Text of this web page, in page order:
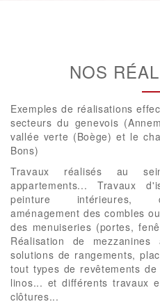
NOS
Exemples de réalisations
secteurs du genevois
vallée verte (Boège) et le
Bons)
Travaux réalisés au
appartements... Travaux
peinture intérieures,
aménagement des combles
des menuiseries (portes,
Réalisation de
solutions de rangements,
tout types de revêtements
linos... et différents travaux
clôtures...